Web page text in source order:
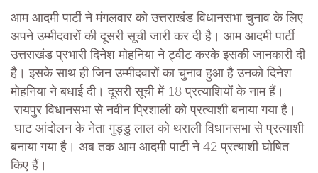
आम आदमी पार्टी ने मंगलवार को उत्तराखंड विधानसभा चुनाव के लिए
अपने उम्मीदवारों की दूसरी सूची जारी कर दी है। आम आदमी पार्टी
उत्तराखंड प्रभारी दिनेश मोहनिया ने ट्वीट करके इसकी जानकारी दी
है। इसके साथ ही जिन उम्मीदवारों का चुनाव हुआ है उनको दिनेश
मोहनिया ने बधाई दी। दूसरी सूची में 18 प्रत्याशियों के नाम हैं।
रायपुर विधानसभा से नवीन प्रिशाली को प्रत्याशी बनाया गया है।
घाट आंदोलन के नेता गुड्डु लाल को थराली विधानसभा से प्रत्याशी
बनाया गया है। अब तक आम आदमी पार्टी ने 42 प्रत्याशी घोषित
किए हैं।